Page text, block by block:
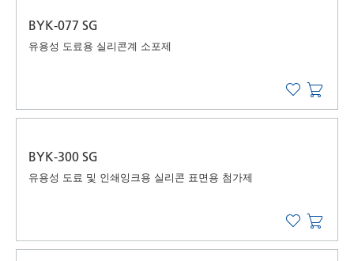
BYK-077 SG
유용성 도료용 실리콘계 소포제
BYK-300 SG
유용성 도료 및 인쇄잉크용 실리콘 표면용 첨가제